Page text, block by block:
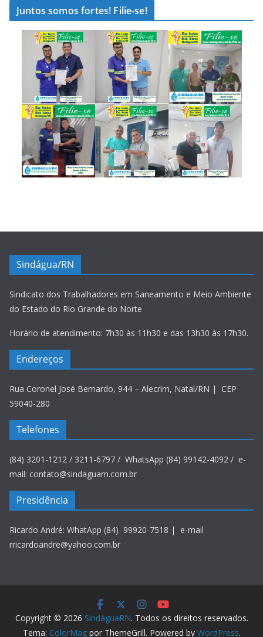
Juntos somos fortes! Filie-se!
Sindágua/RN
Sindicato dos Trabalhadores em Saneamento e Meio Ambiente
do Estado do Rio Grande do Norte
Horário de atendimento: 7h30 às 11h30 e das 13h30 às 17h30.
Endereços
Rua Coronel José Bernardo, 944 – Alecrim, Natal/RN | CEP
59040-280
Telefones
(84) 3201-1212 / 3211-6797 / WhatsApp (84) 99142-4092 / e-
mail: contato@sindaguarn.com.br
Presidência
Ricardo André: WhatApp (84) 99920-7518 | e-mail
rricardoandre@yahoo.com.br
Copyright © 2026 SindáguaRN. Todos os direitos reservados.
Tema: ColorMagpor ThemeGrill. Powered by WordPress.